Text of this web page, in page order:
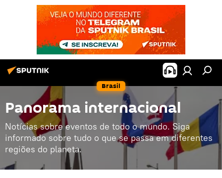
Brasil
Panorama internacional
Notícias sobre eventos de todo o mundo. Siga
informado sobre tudo o que se passa em diferentes
regiões do planeta.